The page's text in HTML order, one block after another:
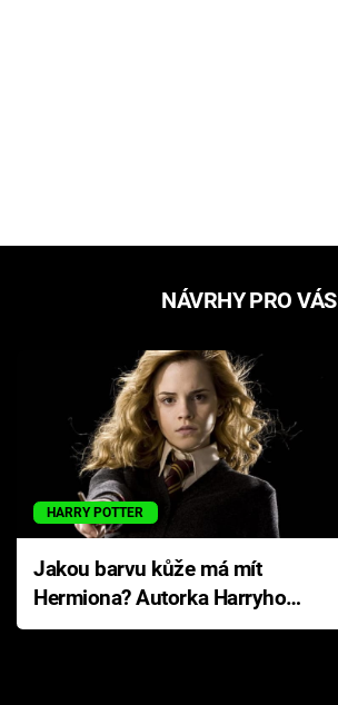
NÁVRHY PRO VÁS
HARRY POTTER
Jakou barvu kůže má mít
Hermiona? Autorka Harryho
Pottera přišla s ráznou